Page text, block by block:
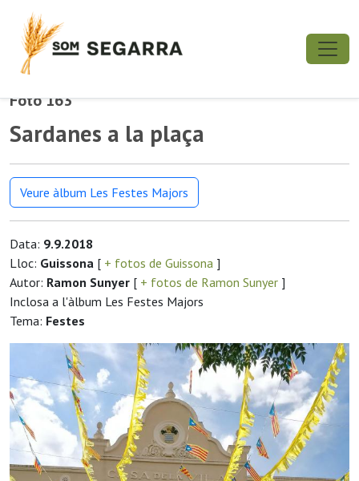
Foto 163
Sardanes a la plaça
Veure àlbum Les Festes Majors
Data: 9.9.2018
Lloc: Guissona [ + fotos de Guissona ]
Autor: Ramon Sunyer [ + fotos de Ramon Sunyer ]
Inclosa a l'àlbum Les Festes Majors
Tema: Festes